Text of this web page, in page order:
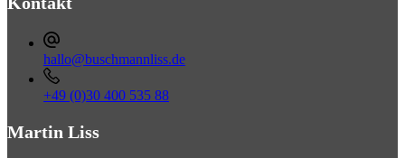
hallo@buschmannliss.de
+49 (0)30 400 535 88‬‬‬‬
Martin Liss